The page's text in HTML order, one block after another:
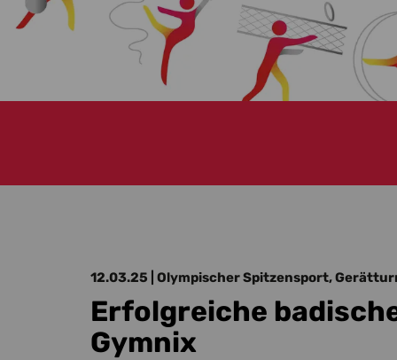
12.03.25 | Olympischer Spitzensport,
Erfolgreiche
Gymnix